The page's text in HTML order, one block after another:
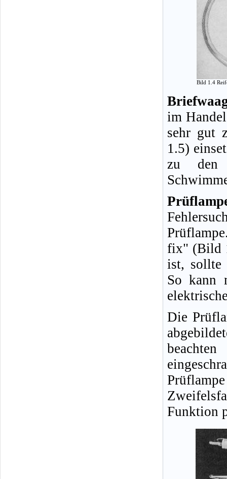
Bild 1.4
im
sehr gut
1.5)
zu den
fix" (Bild
ist, sollte
So kann
Die
Funktion